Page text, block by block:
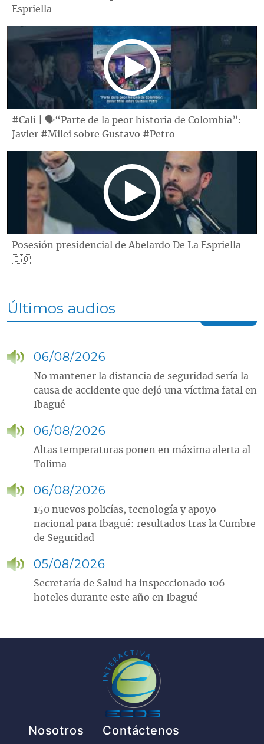
Espriella
#Cali | 🗣“Parte de la peor historia de Colombia”:
Javier #Milei sobre Gustavo #Petro
Posesión presidencial de Abelardo De La Espriella
🇨🇴
Últimos audios
06/08/2026
No mantener la distancia de seguridad sería la
causa de accidente que dejó una víctima fatal en
Ibagué
06/08/2026
Altas temperaturas ponen en máxima alerta al
Tolima
06/08/2026
150 nuevos policías, tecnología y apoyo
nacional para Ibagué: resultados tras la Cumbre
de Seguridad
05/08/2026
Secretaría de Salud ha inspeccionado 106
hoteles durante este año en Ibagué
Pie de página
Nosotros Contáctenos